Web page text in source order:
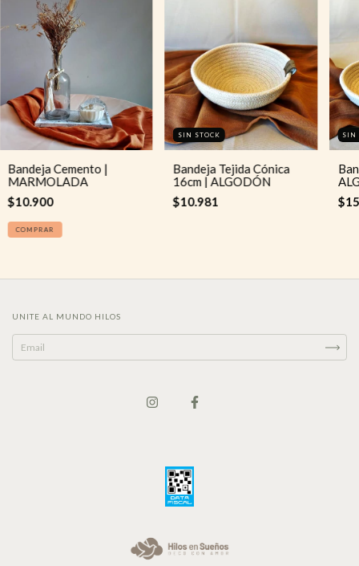
Bandeja Cemento |
MARMOLADA
$10.900
COMPRAR
SIN STOCK
Bandeja Tejida Cónica
16cm | ALGODÓN
$10.981
SIN
UNITE AL MUNDO HILOS